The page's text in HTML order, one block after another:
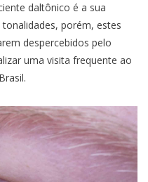
daltônico é a sua
porém, estes
despercebidos pelo
uma visita frequente ao